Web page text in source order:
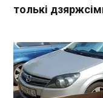
толькі